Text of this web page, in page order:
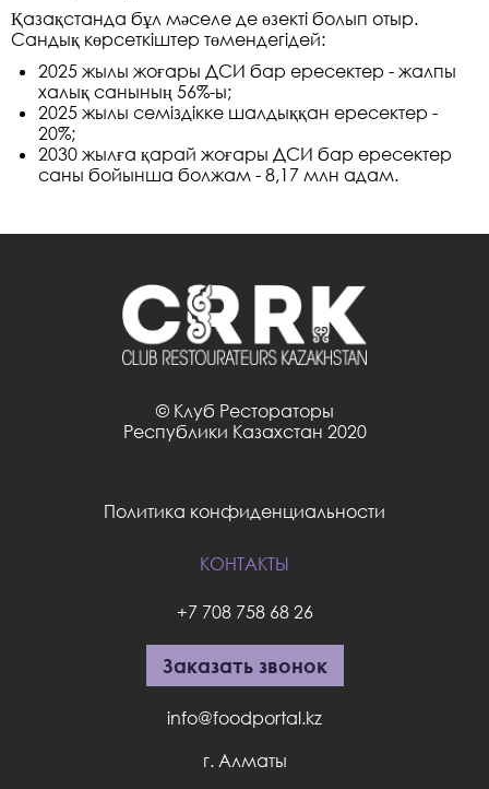
Қазақстанда бұл мәселе де өзекті болып отыр.
Сандық көрсеткіштер төмендегідей:
2025 жылы жоғары ДСИ бар ересектер - жалпы
халық санының 56%-ы;
2025 жылы семіздікке шалдыққан ересектер -
20%;
2030 жылға қарай жоғары ДСИ бар ересектер
саны бойынша болжам - 8,17 млн адам.
© Клуб Рестораторы
Республики Казахстан 2020
Политика конфиденциальности
КОНТАКТЫ
+7 708 758 68 26
Заказать звонок
info@foodportal.kz
г. Алматы